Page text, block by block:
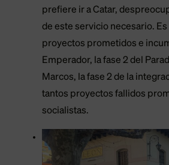
prefiere ir a Catar,
de este servicio necesario. Es
proyectos prometidos e
Emperador, la fase 2 del
Marcos, la fase 2 de la
tantos proyectos fallidos
socialistas.